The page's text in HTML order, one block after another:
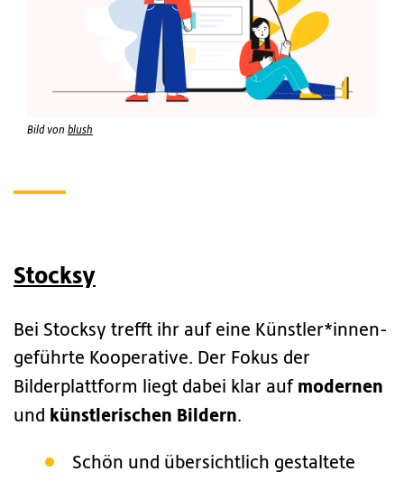
Bild von blush
Stocksy
Bei Stocksy trefft ihr auf eine Künstler*innen-
geführte Kooperative. Der Fokus der
Bilderplattform liegt dabei klar auf modernen
und künstlerischen Bildern.
Schön und übersichtlich gestaltete